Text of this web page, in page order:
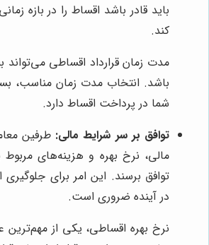
باید قادر باشد اقساط را در بازه
کند.
باشد. انتخاب مدت زمان مناسب،
شما در پرداخت اقساط دارد.
توافق بر سر شرایط مالی: طرفین
مالی، نرخ بهره و هزینه‌های
توافق برسند. این امر برای جلوگیری
در آینده ضروری است.
نرخ بهره اقساطی، یکی از مهم‌ترین